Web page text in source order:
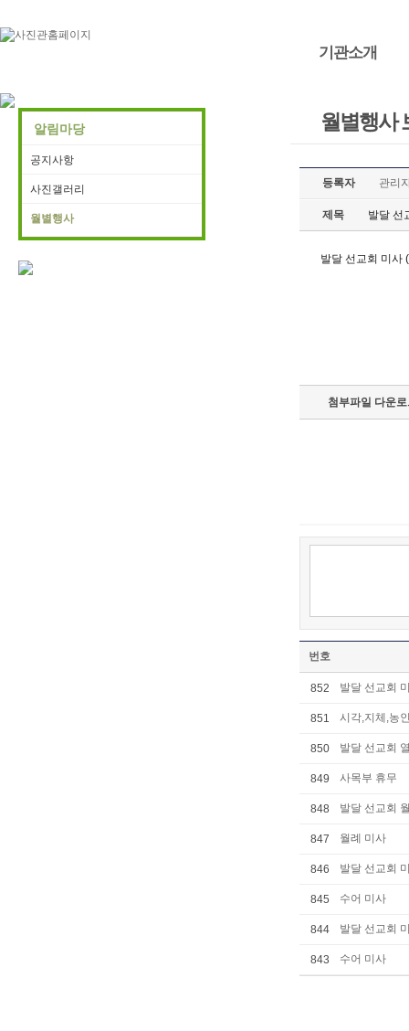
기관소개
알림마당
공지사항
사진갤러리
월별행사
월별행사
등록자 관리
제목 발달 선
발달 선교회 미사
첨부파일 다운
번호
852 발달 선교회
851 시각,지체,농
850 발달 선교회
849 사목부 휴무
848 발달 선교회
847 월례 미사
846 발달 선교회
845 수어 미사
844 발달 선교회
843 수어 미사